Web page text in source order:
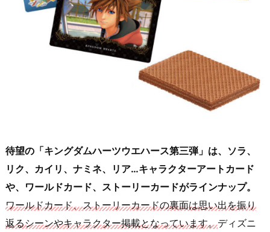
待望の「キングダムハーツウエハース第三弾」は、ソラ、
リク、カイリ、ナミネ、リア…キャラクターアートカード
や、ワールドカード、ストーリーカードがラインナップ。
ワールドカード、ストーリーカードの裏面は思い出を振り
返るシーンやキャラクター掲載となっています。ディズニ